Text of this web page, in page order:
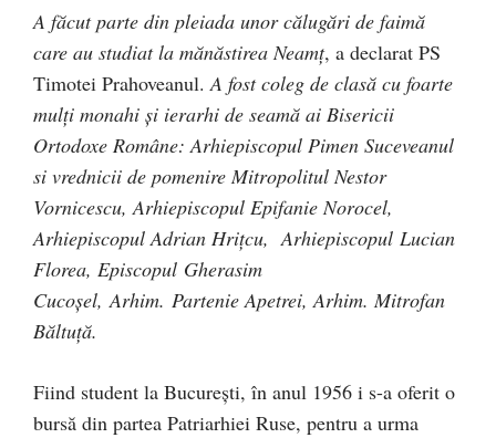
A făcut parte din pleiada unor călugări de faimă
care au studiat la mănăstirea Neamț, a declarat PS
Timotei Prahoveanul. A fost coleg de clasă cu foarte
mulți monahi și ierarhi de seamă ai Bisericii
Ortodoxe Române: Arhiepiscopul Pimen Suceveanul
si vrednicii de pomenire Mitropolitul Nestor
Vornicescu, Arhiepiscopul Epifanie Norocel,
Arhiepiscopul Adrian Hrițcu, Arhiepiscopul Lucian
Florea, Episcopul Gherasim
Cucoșel, Arhim. Partenie Apetrei, Arhim. Mitrofan
Băltuță.
Fiind student la Bucureşti, în anul 1956 i s-a oferit o
bursă din partea Patriarhiei Ruse, pentru a urma